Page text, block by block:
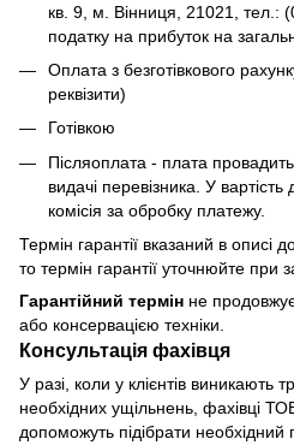
кв. 9, м. Вінниця, 21021, тел.:
податку на прибуток на
Оплата з безготівкового
реквізити)
Готівкою
Післяоплата - плата
видачі перевізника. У
комісія за обробку платежу.
Термін гарантії вказаний в описі
то термін гарантії уточнюйте при
Гарантійний термін не
або консервацією техніки.
Консультація фахівця
У разі, коли у клієнтів виникають
необхідних ущільнень,
допоможуть підібрати